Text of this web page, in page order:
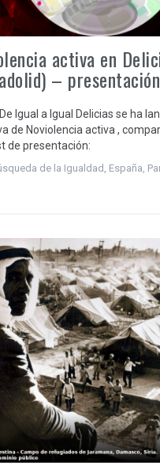
activa en
– presentación
Igual a Igual Delicias se ha
de Noviolencia activa ,
de presentación:
de la Igualdad , España,